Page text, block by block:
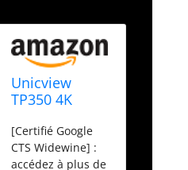
Unicview
TP350 4K
Certifié Google
Netflix avec
[Certifié Google
CTS Widewine] :
accédez à plus de